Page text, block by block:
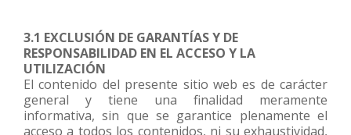
3.1 EXCLUSIÓN DE GARANTÍAS Y DE
RESPONSABILIDAD EN EL ACCESO Y LA
UTILIZACIÓN
El contenido del presente sitio web es de carácter
general y tiene una finalidad meramente
informativa, sin que se garantice plenamente el
acceso a todos los contenidos, ni su exhaustividad,